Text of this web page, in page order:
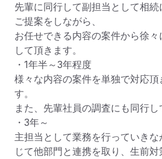
先輩に同行して副担当として相
ご提案をしながら、
お任せできる内容の案件から徐
して頂きます。
・1年半～3年程度
様々な内容の案件を単独で対応頂
す。
また、先輩社員の調査にも同行し
・3年～
主担当として業務を行っていき
じて他部門と連携を取り、生前